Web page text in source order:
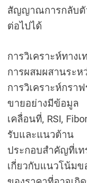
สัญญาณการกลับตั
ต่อไปได้
การวิเคราะห์ทาง
การผสมผสานระห
การวิเคราะห์กรา
ขายอย่างมีข้อมู
เคลื่อนที่, RSI,
รับและแนวต้า
ประกอบสำคัญที่เท
เกี่ยวกับแนวโน้มข